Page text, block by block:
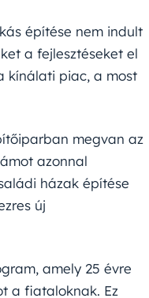
építése nem indult
a fejlesztéseket el
kínálati piac, a most
megvan az
azonnal
házak építése
új
amely 25 évre
a fiataloknak. Ez